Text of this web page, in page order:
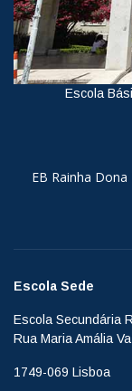
Escola
EB Rainha Dona
Escola Sede
Escola Secundária
Rua Maria Amália
1749-069 Lisboa